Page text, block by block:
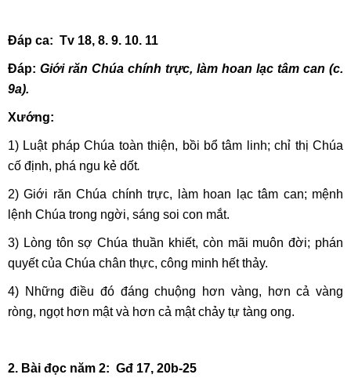
Đáp ca: Tv 18, 8. 9. 10. 11
Đáp: Giới răn Chúa chính trực, làm hoan lạc tâm can (c.
9a).
Xướng:
1) Luật pháp Chúa toàn thiện, bồi bổ tâm linh; chỉ thị Chúa
cố định, phá ngu kẻ dốt.
2) Giới răn Chúa chính trực, làm hoan lạc tâm can; mệnh
lệnh Chúa trong ngời, sáng soi con mắt.
3) Lòng tôn sợ Chúa thuần khiết, còn mãi muôn đời; phán
quyết của Chúa chân thực, công minh hết thảy.
4) Những điều đó đáng chuộng hơn vàng, hơn cả vàng
ròng, ngọt hơn mật và hơn cả mật chảy tự tàng ong.
2. Bài đọc năm 2: Gđ 17, 20b-25